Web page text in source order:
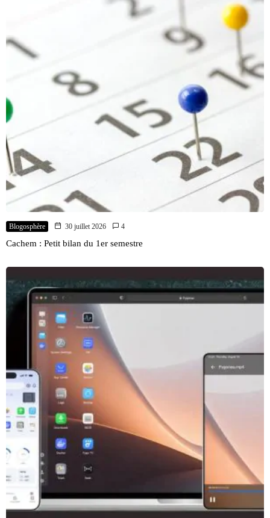
Blogosphère 30 juillet 2026 4
Cachem : Petit bilan du 1er semestre